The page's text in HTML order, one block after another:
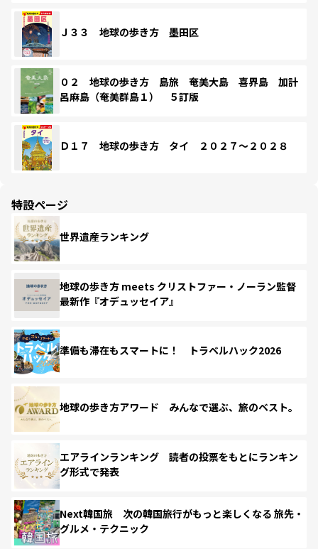
Ｊ３３ 地球の歩き方 墨田区
０２ 地球の歩き方 島旅 奄美大島 喜界島 加計
呂麻島（奄美群島１） ５訂版
Ｄ１７ 地球の歩き方 タイ ２０２７～２０２８
特設ページ
世界遺産ランキング
地球の歩き方 meets クリストファー・ノーラン監督
最新作『オデュッセイア』
準備も滞在もスマートに！ トラベルハック2026
地球の歩き方アワード みんなで選ぶ、旅のベスト。
エアラインランキング 読者の投票をもとにランキン
グ形式で発表
Next韓国旅 次の韓国旅行がもっと楽しくなる 旅先・
グルメ・テクニック